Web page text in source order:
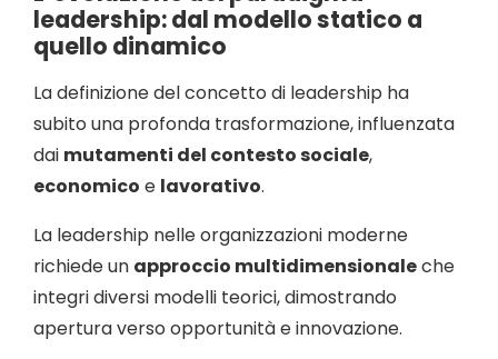
leadership: dal modello statico a
quello dinamico
La definizione del concetto di leadership ha
subito una profonda trasformazione, influenzata
dai mutamenti del contesto sociale,
economico e lavorativo.
La leadership nelle organizzazioni moderne
richiede un approccio multidimensionaleche
integri diversi modelli teorici, dimostrando
apertura verso opportunità e innovazione.